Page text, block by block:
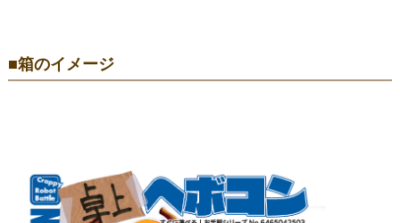
■箱のイメージ